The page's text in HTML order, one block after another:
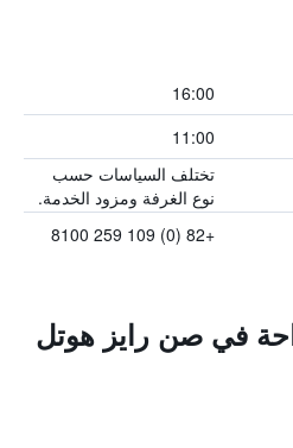
16:00
11:00
تختلف السياسات حسب
نوع الغرفة ومزود الخدمة.
+82 (0) 109 259 8100
في صن رايز هوتل